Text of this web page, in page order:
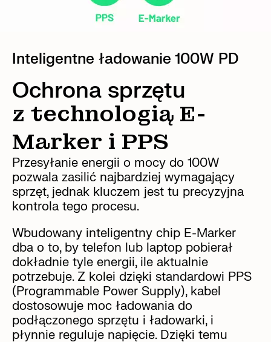
Inteligentne ładowanie 100W PD
Ochrona sprzętu
z technologią E-
Marker i PPS
Przesyłanie energii o mocy do 100W
pozwala zasilić najbardziej wymagający
sprzęt, jednak kluczem jest tu precyzyjna
kontrola tego procesu.
Wbudowany inteligentny chip E-Marker
dba o to, by telefon lub laptop pobierał
dokładnie tyle energii, ile aktualnie
potrzebuje. Z kolei dzięki standardowi PPS
(Programmable Power Supply), kabel
dostosowuje moc ładowania do
podłączonego sprzętu i ładowarki, i
płynnie reguluje napięcie. Dzięki temu